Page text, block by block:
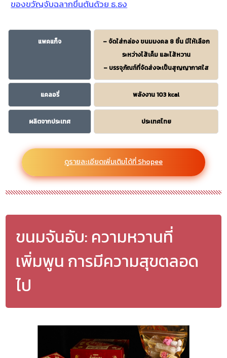
ของขวัญจับฉลากขึ้นต้นด้วย ธ.ธง
แพคแก็จ
– จัดใส่กล่อง ขนมมงคล 8 ชิ้น มีให้เลือก
ระหว่างไส้เค็ม และไส้หวาน
– บรรจุภัณฑ์ที่จัดส่งจะเป็นสุญญากาศใส
แคลอรี่ พลังงาน 103 kcal
ผลิตจากประเทศ ประเทศไทย
ดูรายละเอียดเพิ่มเติมได้ที่ Shopee
ขนมจันอับ: ความหวานที่
เพิ่มพูน การมีความสุขตลอด
ไป